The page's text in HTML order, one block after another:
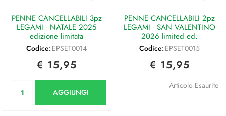
PENNE CANCELLABILI 3pz
LEGAMI - NATALE 2025
edizione limitata
Codice: EPSET0014
€ 15,95
AGGIUNGI
PENNE CANCELLABILI 2pz
LEGAMI - SAN VALENTINO
2026 limited ed.
Codice: EPSET0015
€ 15,95
Articolo Esaurito